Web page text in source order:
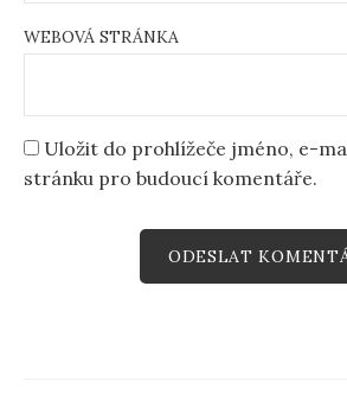
WEBOVÁ STRÁNKA
Uložit do prohlížeče jméno, e-
stránku pro budoucí komentáře.